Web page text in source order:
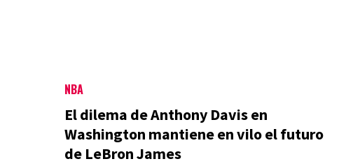
NBA
El dilema de Anthony Davis en
Washington mantiene en vilo el futuro
de LeBron James